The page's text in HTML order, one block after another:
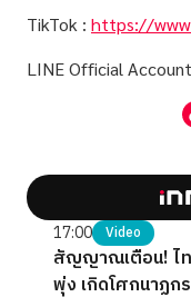
TikTok : https://
LINE Official
17:00 Video
สัญญาณเตือน! ไ
พุ่ง เกิดโศกนาฏก